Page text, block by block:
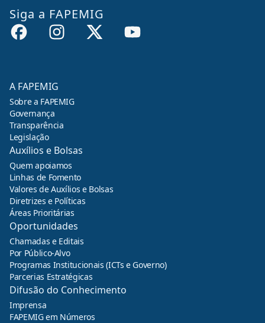
Siga a FAPEMIG
A FAPEMIG
Sobre a FAPEMIG
Governança
Transparência
Legislação
Auxílios e Bolsas
Quem apoiamos
Linhas de Fomento
Valores de Auxílios e Bolsas
Diretrizes e Políticas
Áreas Prioritárias
Oportunidades
Chamadas e Editais
Por Público-Alvo
Programas Institucionais (ICTs e Governo)
Parcerias Estratégicas
Difusão do Conhecimento
Imprensa
FAPEMIG em Números